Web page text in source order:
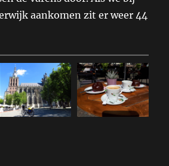
aankomen zit er weer 44